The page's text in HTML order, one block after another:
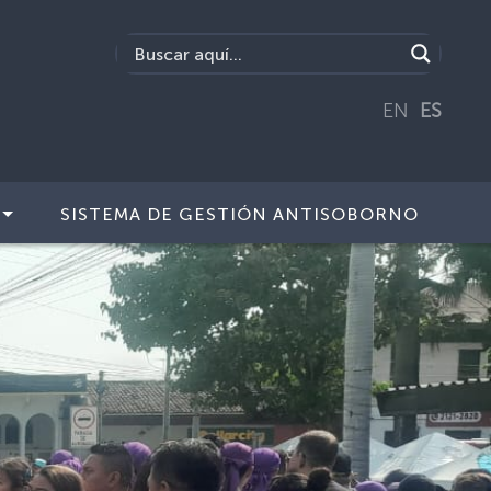
EN ES
SISTEMA DE GESTIÓN ANTISOBORNO